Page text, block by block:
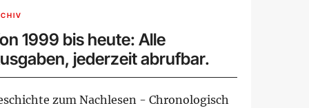
1999 bis heute: Alle
jederzeit abrufbar.
zum Nachlesen - Chronologisch